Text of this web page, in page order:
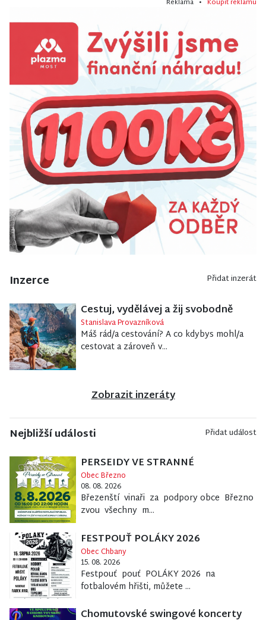
Reklama • Koupit reklamu
Inzerce Přidat inzerát
Cestuj, vydělávej a žij svobodně
Stanislava Provazníková
Máš rád/a cestování? A co kdybys mohl/a
cestovat a zároveň v...
Zobrazit inzeráty
Nejbližší události Přidat událost
PERSEIDY VE STRANNÉ
Obec Březno
08. 08. 2026
Březenští vinaři za podpory obce Březno
zvou všechny m...
FESTPOUŤ POLÁKY 2026
Obec Chbany
15. 08. 2026
Festpouť pouť POLÁKY 2026 na
fotbalovém hřišti, můžete ...
Chomutovské swingové koncerty